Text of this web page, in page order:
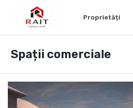
Proprietăți
Spații comerciale